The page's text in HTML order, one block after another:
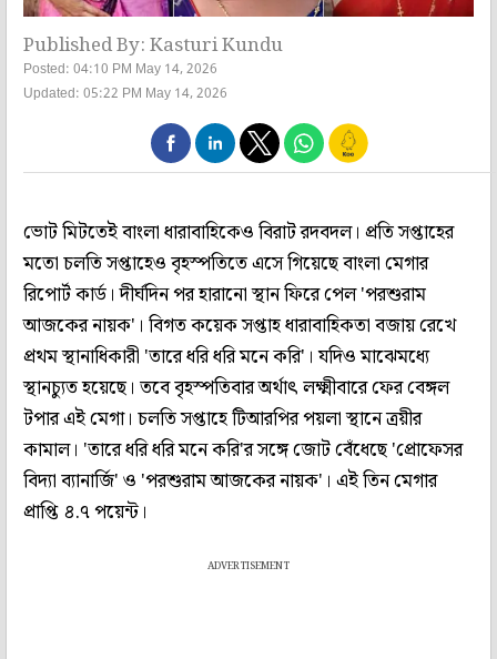
Published By: Kasturi Kundu
Posted: 04:10 PM May 14, 2026
Updated: 05:22 PM May 14, 2026
ভোট মিটতেই বাংলা ধারাবাহিকেও বিরাট রদবদল। প্রতি সপ্তাহের
মতো চলতি সপ্তাহেও বৃহস্পতিতে এসে গিয়েছে বাংলা মেগার
রিপোর্ট কার্ড। দীর্ঘদিন পর হারানো স্থান ফিরে পেল 'পরশুরাম
আজকের নায়ক'। বিগত কয়েক সপ্তাহ ধারাবাহিকতা বজায় রেখে
প্রথম স্থানাধিকারী 'তারে ধরি ধরি মনে করি'। যদিও মাঝেমধ্যে
স্থানচ্যুত হয়েছে। তবে বৃহস্পতিবার অর্থাৎ লক্ষ্মীবারে ফের বেঙ্গল
টপার এই মেগা। চলতি সপ্তাহে টিআরপির পয়লা স্থানে ত্রয়ীর
কামাল। 'তারে ধরি ধরি মনে করি'র সঙ্গে জোট বেঁধেছে 'প্রোফেসর
বিদ্যা ব্যানার্জি' ও 'পরশুরাম আজকের নায়ক'। এই তিন মেগার
প্রাপ্তি ৪.৭ পয়েন্ট।
ADVERTISEMENT